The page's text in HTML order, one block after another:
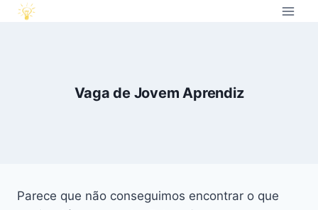
Vaga de Jovem Aprendiz
Parece que não conseguimos encontrar o que